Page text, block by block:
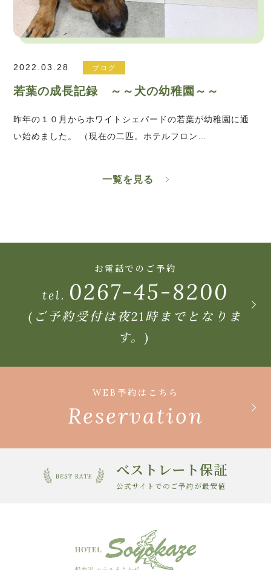
2022.03.28 ブログ
若葉の成長記録 ～～犬の幼稚園～～
昨年の１０月からホワイトシェパードの若葉が幼稚園に通
い始めました。 （現在の二匹。ホテルフロン…
一覧を見る
お電話でのご予約
tel. 0267-45-8200
(ご予約受付は夜21時までとなりま
す。)
WEB予約はこちら
Reservation
べストレート保証
公式サイトでのご予約が最安値